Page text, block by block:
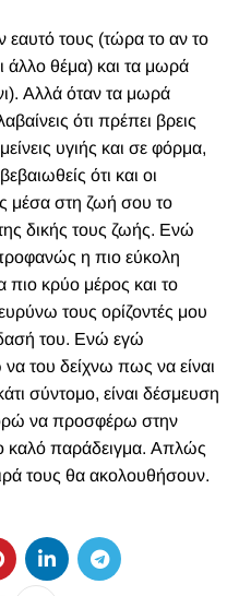
τους (τώρα το αν το
άλλο θέμα) και τα μωρά
Αλλά όταν τα μωρά
ότι πρέπει βρεις
υγιής και σε φόρμα,
ότι και οι
μέσα στη ζωή σου το
δικής τους ζωής. Ενώ
η πιο εύκολη
πιο κρύο μέρος και το
τους ορίζοντές μου
του. Ενώ εγώ
του δείχνω πως να είναι
σύντομο, είναι δέσμευση
να προσφέρω στην
καλό παράδειγμα. Απλώς
τους θα ακολουθήσουν.